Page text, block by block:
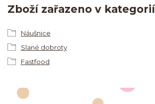
Zboží zařazeno v
Náušnice
Slané dobroty
Fastfood